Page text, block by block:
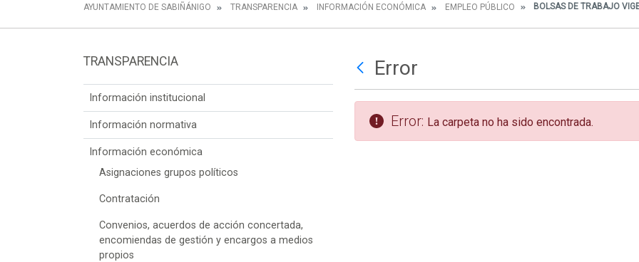
AYUNTAMIENTO DE SABIÑÁNIGO TRANSPARENCIA INFORMACIÓN ECONÓMICA EMPLEO PÚBLICO BOLSAS DE TRABAJO
TRANSPARENCIA
Información institucional
Información normativa
Información económica
Asignaciones grupos políticos
Contratación
Convenios, acuerdos de acción concertada,
encomiendas de gestión y encargos a medios
propios
Error
Error: La carpeta no ha sido encontrada.